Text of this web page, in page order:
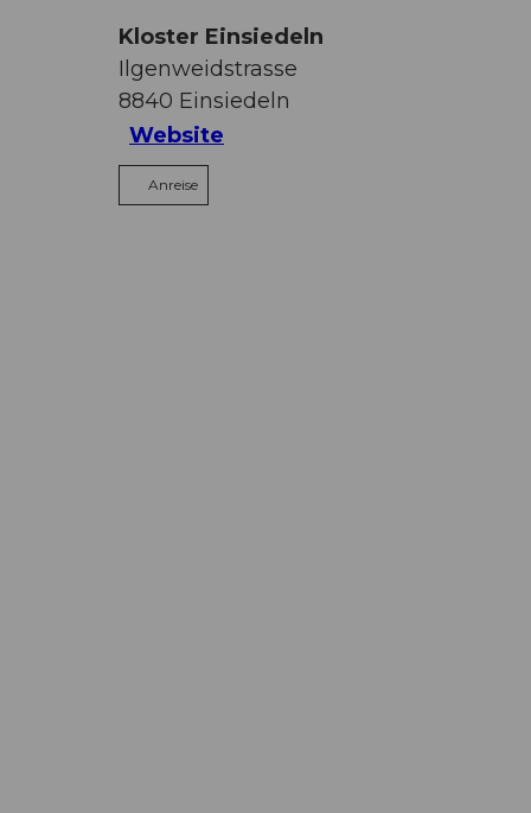
Kloster Einsiedeln
Ilgenweidstrasse
8840 Einsiedeln
Website
Anreise